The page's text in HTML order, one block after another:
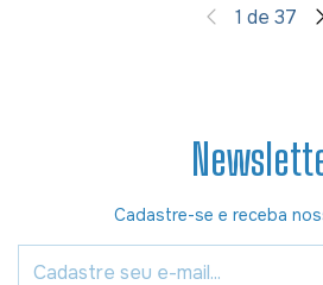
1 de 37
Cadastre-se e receba